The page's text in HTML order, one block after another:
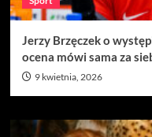
Jerzy Brzęczek o
ocena mówi sama za
9 kwietnia, 2026